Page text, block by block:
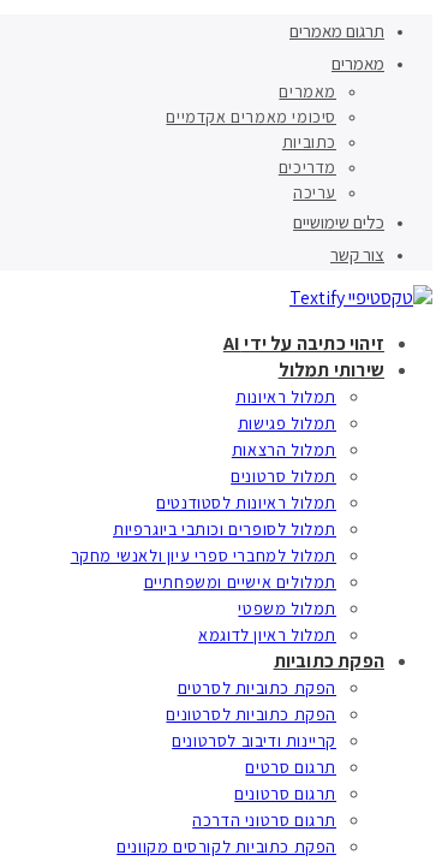
תרגום מאמרים
מאמרים
מאמרים
סיכומי מאמרים אקדמיים
כתוביות
מדריכים
עריכה
כלים שימושיים
צור קשר
זיהוי כתיבה על ידי AI
שירותי תמלול
תמלול ראיונות
תמלול פגישות
תמלול הרצאות
תמלול סרטונים
תמלול ראיונות לסטודנטים
תמלול לסופרים וכותבי ביוגרפיות
תמלול למחברי ספרי עיון ולאנשי מחקר
תמלולים אישיים ומשפחתיים
תמלול משפטי
תמלול ראיון לדוגמא
הפקת כתוביות
הפקת כתוביות לסרטים
הפקת כתוביות לסרטונים
קריינות ודיבוב לסרטונים
תרגום סרטים
תרגום סרטונים
תרגום סרטוני הדרכה
הפקת כתוביות לקורסים מקוונים